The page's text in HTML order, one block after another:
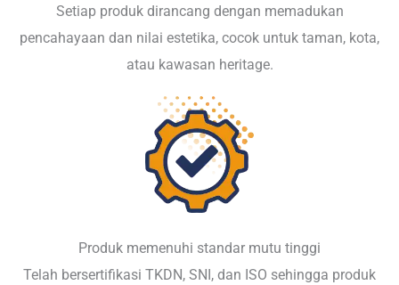
Setiap produk dirancang dengan memadukan
pencahayaan dan nilai estetika, cocok untuk taman, kota,
atau kawasan heritage.
Produk memenuhi standar mutu tinggi
Telah bersertifikasi TKDN, SNI, dan ISO sehingga produk